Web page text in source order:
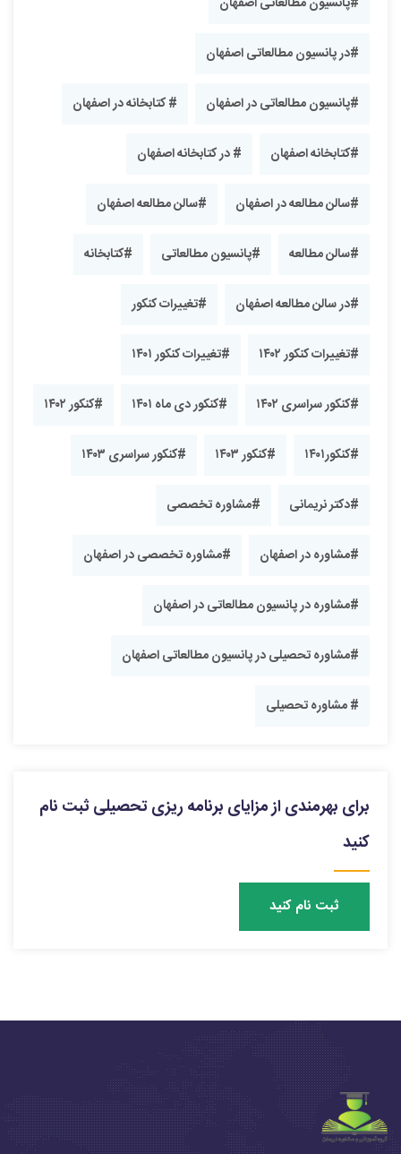
#در پانسیون مطالعاتی اصفهان
#پانسیون مطالعاتی در اصفهان # کتابخانه در اصفهان
#کتابخانه اصفهان # در کتابخانه اصفهان
#سالن مطالعه در اصفهان #سالن مطالعه اصفهان
#سالن مطالعه #پانسیون مطالعاتی #کتابخانه
#در سالن مطالعه اصفهان #تغییرات کنکور
#تغییرات کنکور ۱۴۰۲ #تغییرات کنکور ۱۴۰۱
#کنکور سراسری ۱۴۰۲ #کنکور دی ماه ۱۴۰۱ #کنکور ۱۴۰۲
#کنکور۱۴۰۱ #کنکور ۱۴۰۳ #کنکور سراسری ۱۴۰۳
#دکتر نریمانی #مشاوره تخصصی
#مشاوره در اصفهان #مشاوره تخصصی در اصفهان
#مشاوره در پانسیون مطالعاتی در اصفهان
#مشاوره تحصیلی در پانسیون مطالعاتی اصفهان
# مشاوره تحصیلی
برای بهرمندی از مزایای برنامه ریزی تحصیلی ثبت نام
کنید
ثبت نام کنید